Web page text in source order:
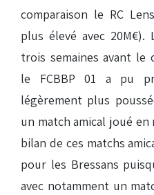
comparaison le RC
plus élevé avec
trois semaines avant le
le FCBBP 01 a pu
légèrement plus
un match amical joué
bilan de ces matchs
pour les Bressans
avec notamment un